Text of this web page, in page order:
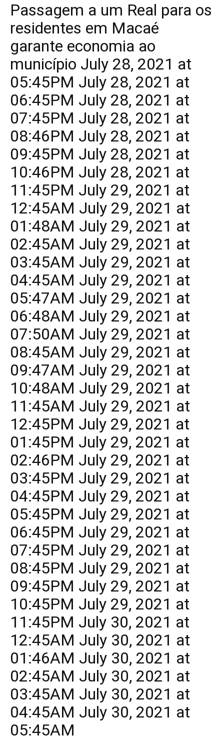
Passagem a um Real para os
residentes em Macaé
garante economia ao
município July 28, 2021 at
05:45PM July 28, 2021 at
06:45PM July 28, 2021 at
07:45PM July 28, 2021 at
08:46PM July 28, 2021 at
09:45PM July 28, 2021 at
10:46PM July 28, 2021 at
11:45PM July 29, 2021 at
12:45AM July 29, 2021 at
01:48AM July 29, 2021 at
02:45AM July 29, 2021 at
03:45AM July 29, 2021 at
04:45AM July 29, 2021 at
05:47AM July 29, 2021 at
06:48AM July 29, 2021 at
07:50AM July 29, 2021 at
08:45AM July 29, 2021 at
09:47AM July 29, 2021 at
10:48AM July 29, 2021 at
11:45AM July 29, 2021 at
12:45PM July 29, 2021 at
01:45PM July 29, 2021 at
02:46PM July 29, 2021 at
03:45PM July 29, 2021 at
04:45PM July 29, 2021 at
05:45PM July 29, 2021 at
06:45PM July 29, 2021 at
07:45PM July 29, 2021 at
08:45PM July 29, 2021 at
09:45PM July 29, 2021 at
10:45PM July 29, 2021 at
11:45PM July 30, 2021 at
12:45AM July 30, 2021 at
01:46AM July 30, 2021 at
02:45AM July 30, 2021 at
03:45AM July 30, 2021 at
04:45AM July 30, 2021 at
05:45AM